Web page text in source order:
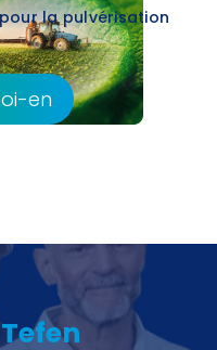
la pulvérisation
en